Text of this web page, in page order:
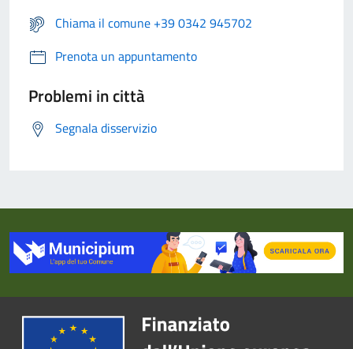
Chiama il comune +39 0342 945702
Prenota un appuntamento
Problemi in città
Segnala disservizio